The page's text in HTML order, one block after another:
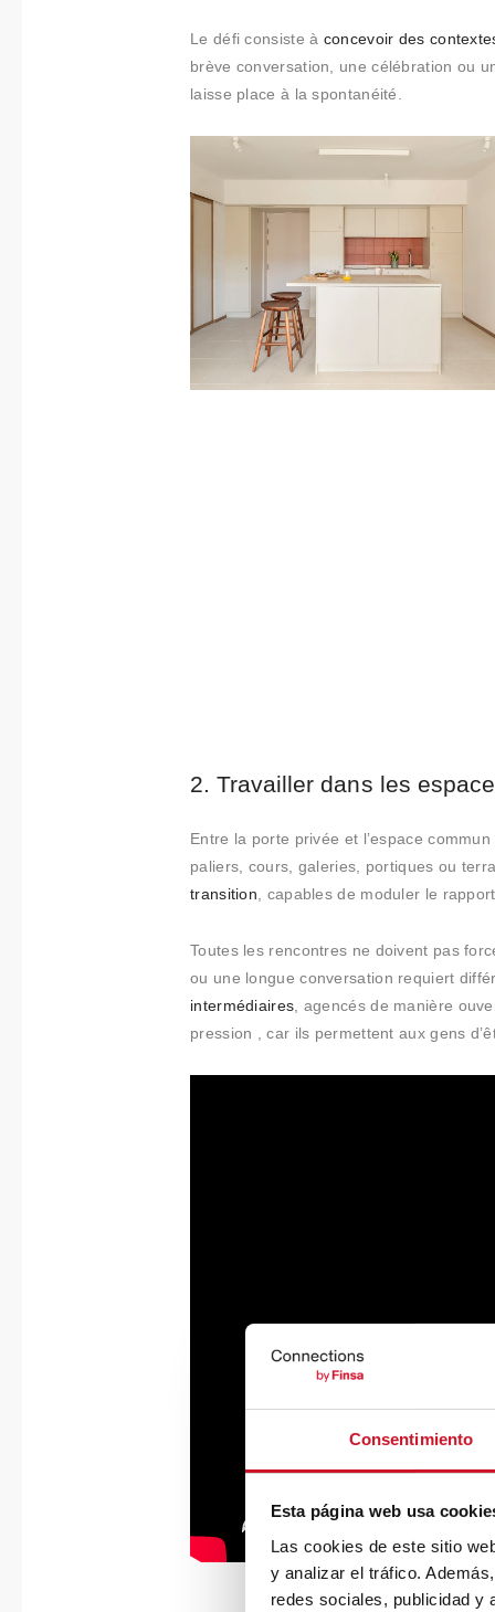
Consentimiento
Esta página web usa
Las cookies de este sitio
y analizar el tráfico.
redes sociales, publicidad y
Le défi consiste à concevoir des
brève conversation, une célébration ou
laisse place à la spontanéité.
2. Travailler dans les
Entre la porte privée et l’espace
paliers, cours, galeries, portiques ou
transition, capables de moduler le
Toutes les rencontres ne doivent pas
ou une longue conversation requiert
intermédiaires , agencés de manière
pression , car ils permettent aux gens